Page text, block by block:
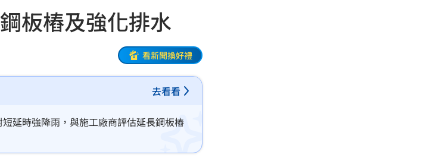
板樁及強化排水
看新聞換好禮
去看看
延時強降雨，與施工廠商評估延長鋼板樁